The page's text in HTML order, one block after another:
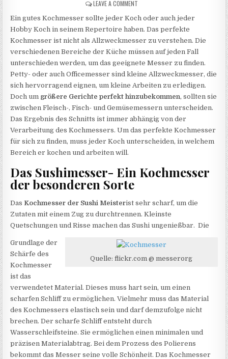
LEAVE A COMMENTON KOCHMESSER
Ein gutes Kochmesser sollte jeder Koch oder auch jeder
Hobby Koch in seinem Repertoire haben. Das perfekte
Kochmesser ist nicht als Allzweckmesser zu verstehen. Die
verschiedenen Bereiche der Küche müssen auf jeden Fall
unterschieden werden, um das geeignete Messer zu finden.
Petty- oder auch Officemesser sind kleine Allzweckmesser, die
sich hervorragend eignen, um kleine Arbeiten zu erledigen.
Doch um größere Gerichte perfekt hinzubekommen, sollten sie
zwischen Fleisch-, Fisch- und Gemüsemessern unterscheiden.
Das Ergebnis des Schnitts ist immer abhängig von der
Verarbeitung des Kochmessers. Um das perfekte Kochmesser
für sich zu finden, muss jeder Koch unterscheiden, in welchem
Bereich er kochen und arbeiten will.
Das Sushimesser- Ein Kochmesser
der besonderen Sorte
DasKochmesser der Sushi Meisterist sehr scharf, um die
Zutaten mit einem Zug zu durchtrennen. Kleinste
Quetschungen und Risse machen das Sushi ungenießbar. Die
Quelle: flickr.com @ messerorg
Grundlage der
Schärfe des
Kochmesser
ist das
verwendetet Material. Dieses muss hart sein, um einen
scharfen Schliff zu ermöglichen. Vielmehr muss das Material
des Kochmessers elastisch sein und darf demzufolge nicht
brechen. Der scharfe Schliff entsteht durch
Wasserschleifsteine. Sie ermöglichen einen minimalen und
präzisen Materialabtrag. Bei dem Prozess des Polierens
bekommt das Messer seine volle Schönheit. Das Kochmesser